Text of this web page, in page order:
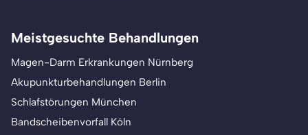
Meistgesuchte Behandlungen
Magen-Darm Erkrankungen Nürnberg
Akupunkturbehandlungen Berlin
Schlafstörungen München
Bandscheibenvorfall Köln